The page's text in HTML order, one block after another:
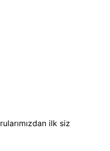
ilk siz